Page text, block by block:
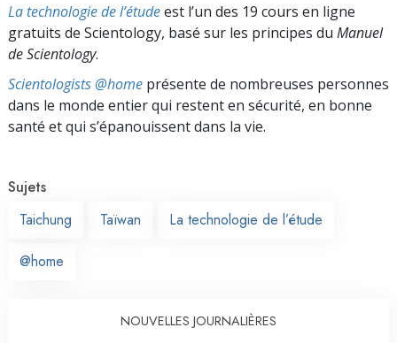
La technologie de l’étudeest l’un des 19 cours en ligne
gratuits de Scientology, basé sur les principes du Manuel
de Scientology.
Scientologists @home présente de nombreuses personnes
dans le monde entier qui restent en sécurité, en bonne
santé et qui s’épanouissent dans la vie.
Sujets
Taichung
Taïwan La technologie de l’étude
@home
NOUVELLES JOURNALIÈRES